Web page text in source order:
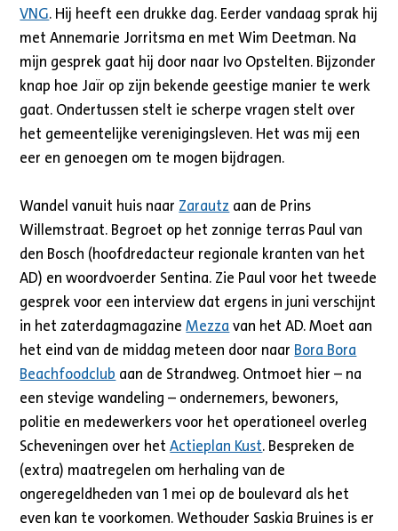
VNG. Hij heeft een drukke dag. Eerder vandaag sprak hij
met Annemarie Jorritsma en met Wim Deetman. Na
mijn gesprek gaat hij door naar Ivo Opstelten. Bijzonder
knap hoe Jaïr op zijn bekende geestige manier te werk
gaat. Ondertussen stelt ie scherpe vragen stelt over
het gemeentelijke verenigingsleven. Het was mij een
eer en genoegen om te mogen bijdragen.
Wandel vanuit huis naar Zarautz aan de Prins
Willemstraat. Begroet op het zonnige terras Paul van
den Bosch (hoofdredacteur regionale kranten van het
AD) en woordvoerder Sentina. Zie Paul voor het tweede
gesprek voor een interview dat ergens in juni verschijnt
in het zaterdagmagazineMezza van het AD. Moet aan
het eind van de middag meteen door naar Bora Bora
Beachfoodclub aan de Strandweg. Ontmoet hier – na
een stevige wandeling – ondernemers, bewoners,
politie en medewerkers voor het operationeel overleg
Scheveningen over hetActieplan Kust. Bespreken de
(extra) maatregelen om herhaling van de
ongeregeldheden van 1 mei op de boulevard als het
even kan te voorkomen. Wethouder Saskia Bruines is er